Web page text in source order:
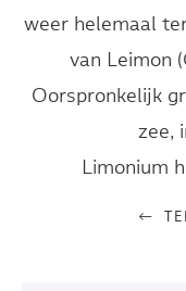
weer helemaal
van Leimon
Oorspronkelijk
zee,
Limonium